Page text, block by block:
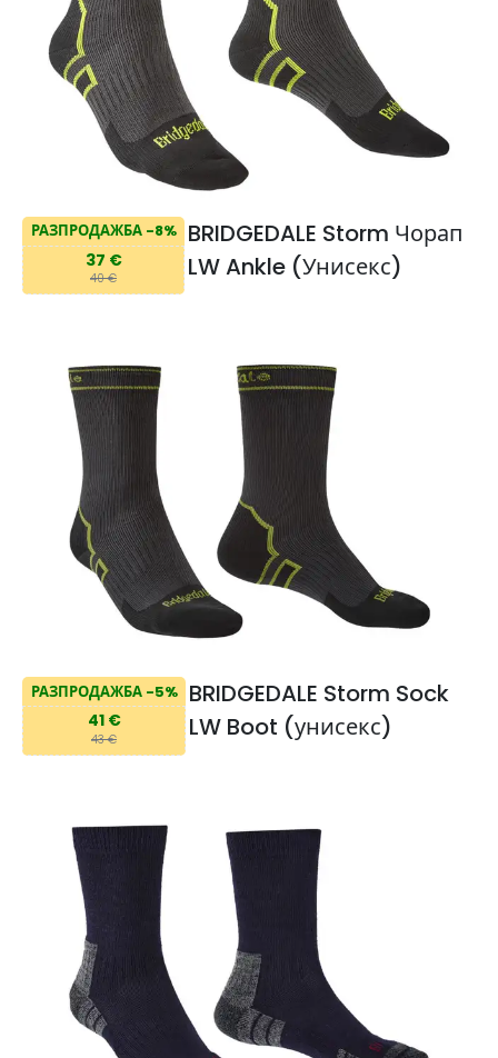
РАЗПРОДАЖБА -8%
37 €
40 €
BRIDGEDALE Storm Чорап
LW Ankle (Унисекс)
РАЗПРОДАЖБА -5%
41 €
43 €
BRIDGEDALE Storm Sock
LW Boot (унисекс)